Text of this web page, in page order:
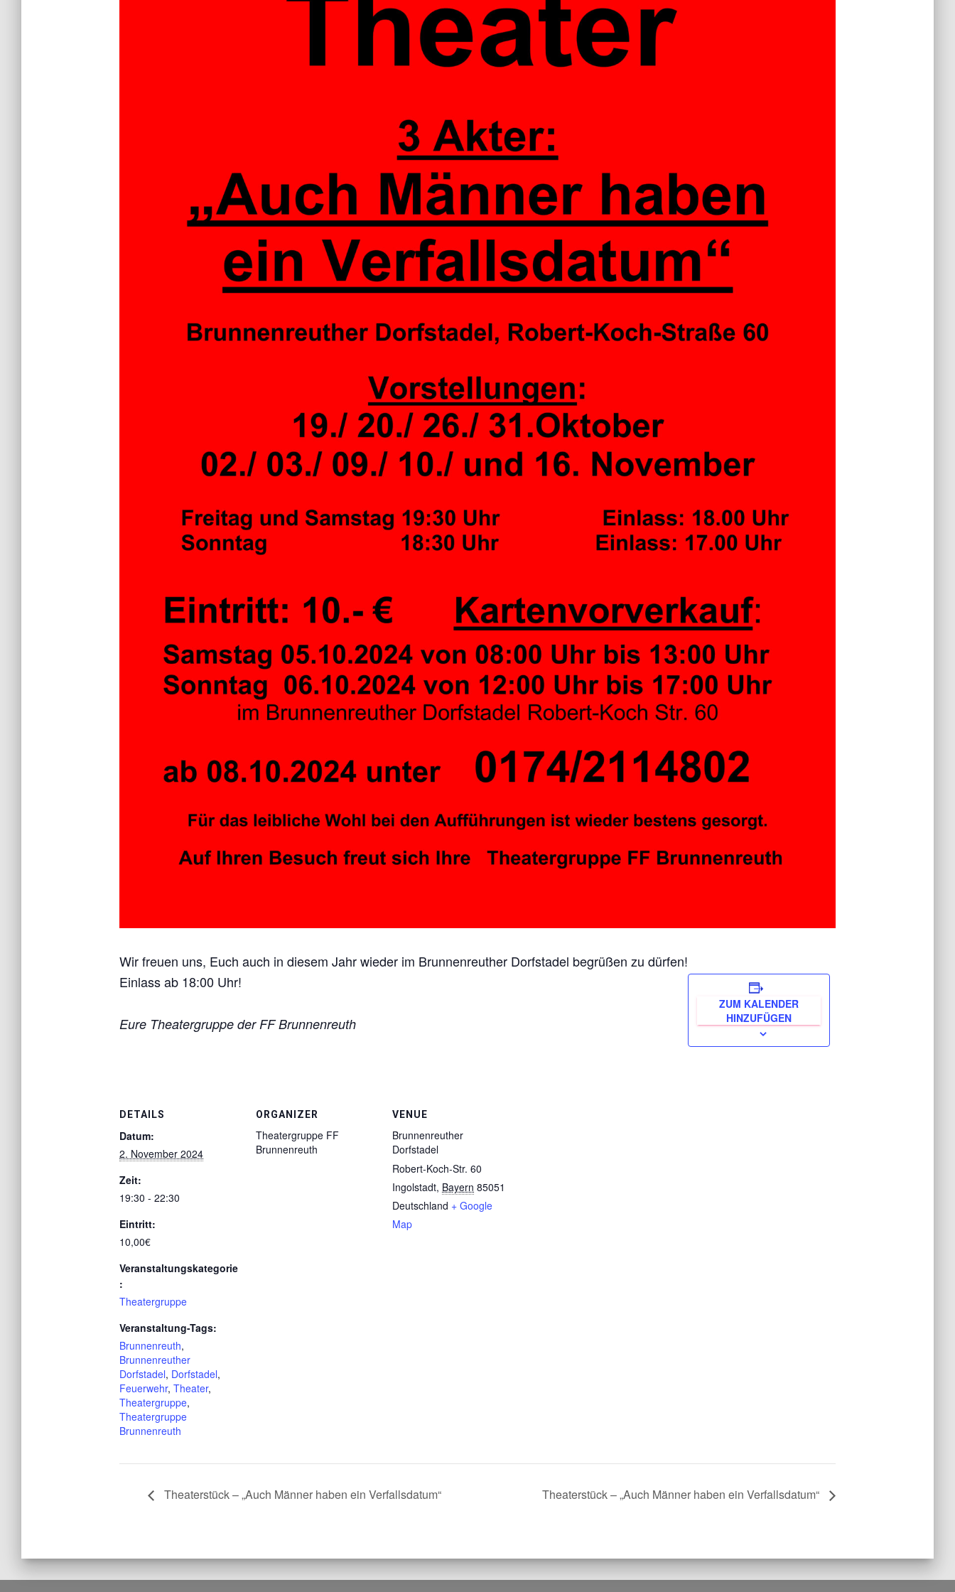
Wir freuen uns, Euch auch in diesem Jahr wieder im Brunnenreuther Dorfstadel begrüßen zu dürfen!
Einlass ab 18:00 Uhr!
Eure Theatergruppe der FF Brunnenreuth
ZUM KALENDER
HINZUFÜGEN
DETAILS
Datum:
2. November 2024
Zeit:
19:30 - 22:30
Eintritt:
10,00€
Veranstaltungskategorie
:
Theatergruppe
Veranstaltung-Tags:
Brunnenreuth,
Brunnenreuther
Dorfstadel, Dorfstadel,
Feuerwehr, Theater,
Theatergruppe,
Theatergruppe
Brunnenreuth
ORGANIZER
Theatergruppe FF
Brunnenreuth
VENUE
Brunnenreuther
Dorfstadel
Robert-Koch-Str. 60
Ingolstadt, Bayern 85051
Deutschland + Google
Map
Theaterstück – „Auch Männer haben ein Verfallsdatum“ Theaterstück – „Auch Männer haben ein Verfallsdatum“